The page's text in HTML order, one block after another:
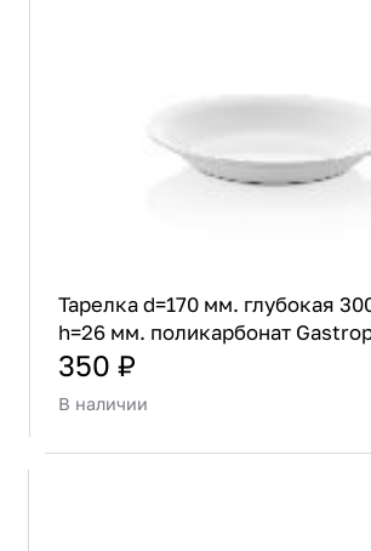
Гарантия и возврат
Бренды
Контакты
Тарелка d=170 мм. глубокая
h=26 мм. поликарбонат
350 ₽
В наличии